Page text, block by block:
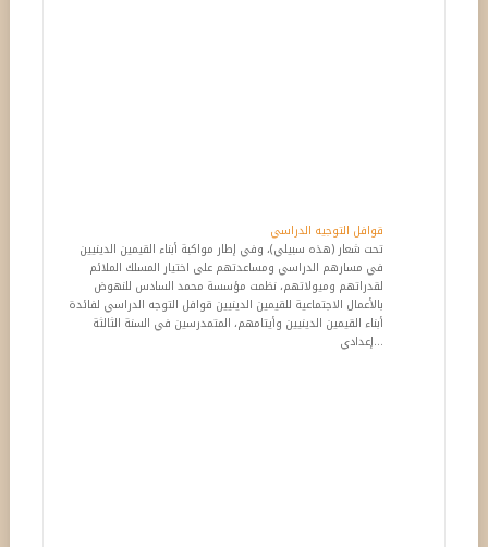
قوافل التوجيه الدراسي
تحت شعار (هذه سبيلي)، وفي إطار مواكبة أبناء القيمين الدينيين
في مسارهم الدراسي ومساعدتهم على اختيار المسلك الملائم
لقدراتهم وميولاتهم، نظمت مؤسسة محمد السادس للنهوض
بالأعمال الاجتماعية للقيمين الدينيين قوافل التوجه الدراسي لفائدة
أبناء القيمين الدينيين وأيتامهم، المتمدرسين في السنة الثالثة
إعدادي...